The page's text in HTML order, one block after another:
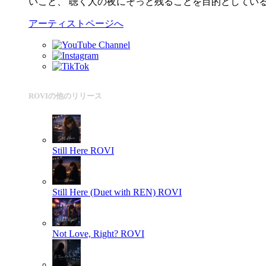
アーティストページへ
ROVIの他のリリース
Still Here ROVI
Still Here (Duet with REN) ROVI
Not Love, Right? ROVI